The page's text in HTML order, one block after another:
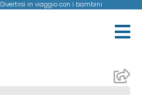
Divertirsi in viaggio con i bambini